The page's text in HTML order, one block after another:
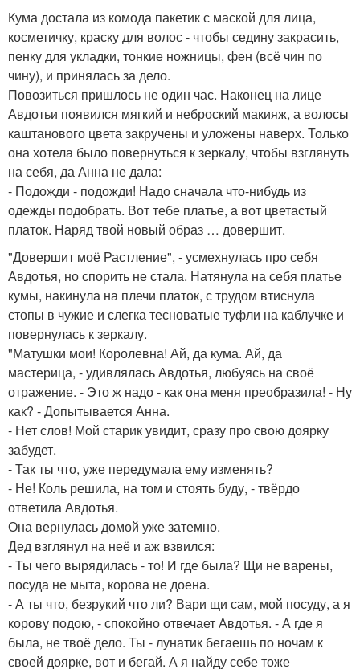
Кума достала из комода пакетик с маской для лица,
косметичку, краску для волос - чтобы седину закрасить,
пенку для укладки, тонкие ножницы, фен (всё чин по
чину), и принялась за дело.
Повозиться пришлось не один час. Наконец на лице
Авдотьи появился мягкий и неброский макияж, а волосы
каштанового цвета закручены и уложены наверх. Только
она хотела было повернуться к зеркалу, чтобы взглянуть
на себя, да Анна не дала:
- Подожди - подожди! Надо сначала что-нибудь из
одежды подобрать. Вот тебе платье, а вот цветастый
платок. Наряд твой новый образ … довершит.
"Довершит моё Растление", - усмехнулась про себя
Авдотья, но спорить не стала. Натянула на себя платье
кумы, накинула на плечи платок, с трудом втиснула
стопы в чужие и слегка тесноватые туфли на каблучке и
повернулась к зеркалу.
"Матушки мои! Королевна! Ай, да кума. Ай, да
мастерица, - удивлялась Авдотья, любуясь на своё
отражение. - Это ж надо - как она меня преобразила! - Ну
как? - Допытывается Анна.
- Нет слов! Мой старик увидит, сразу про свою доярку
забудет.
- Так ты что, уже передумала ему изменять?
- Не! Коль решила, на том и стоять буду, - твёрдо
ответила Авдотья.
Она вернулась домой уже затемно.
Дед взглянул на неё и аж взвился:
- Ты чего вырядилась - то! И где была? Щи не варены,
посуда не мыта, корова не доена.
- А ты что, безрукий что ли? Вари щи сам, мой посуду, а я
корову подою, - спокойно отвечает Авдотья. - А где я
была, не твоё дело. Ты - лунатик бегаешь по ночам к
своей доярке, вот и бегай. А я найду себе тоже